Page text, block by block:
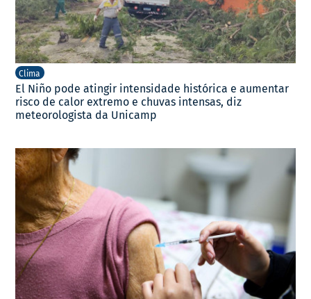
Clima
El Niño pode atingir intensidade histórica e aumentar
risco de calor extremo e chuvas intensas, diz
meteorologista da Unicamp